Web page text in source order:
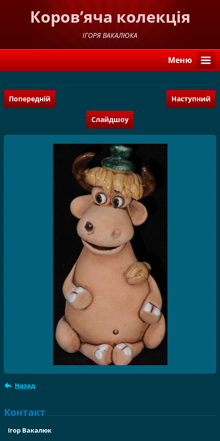
Коров’яча колекція
ІГОРЯ ВАКАЛЮКА
Меню
Попередній Наступний
Слайдшоу
Назад
Контакт
Ігор Вакалюк